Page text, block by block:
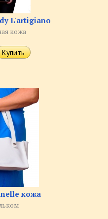
L'artigiano
кожа
кожа